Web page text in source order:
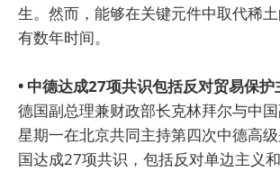
生。然而，能够在关键元件中取代稀
有数年时间。
• 中德达成27项共识包括反对贸易保护
德国副总理兼财政部长克林拜尔与中国
星期一在北京共同主持第四次中德高
国达成27项共识，包括反对单边主义